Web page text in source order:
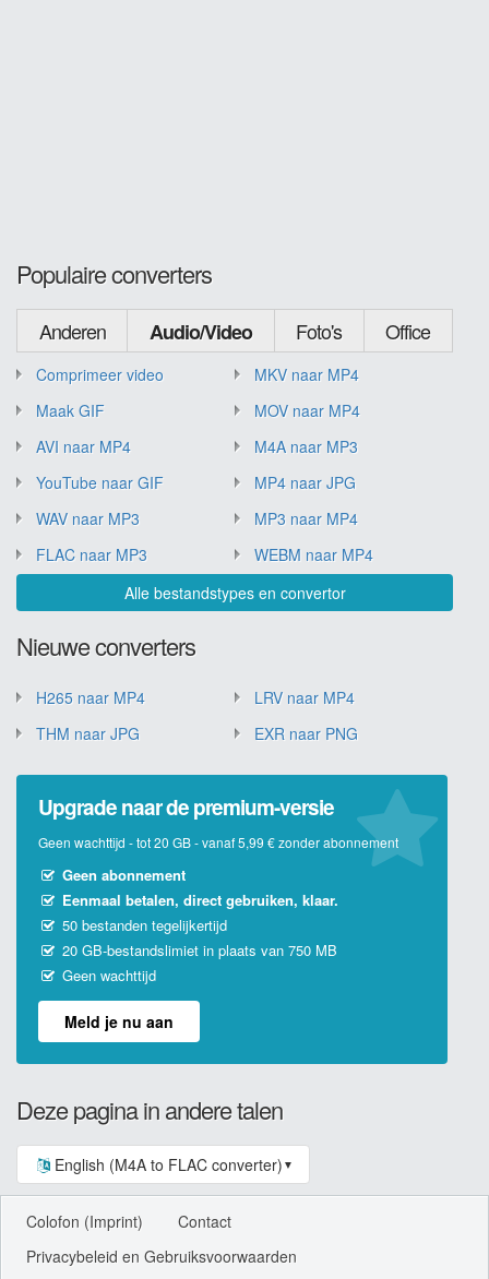
Populaire converters
Anderen Audio/Video Foto's Office
Comprimeer video
MKV naar MP4
Maak GIF
MOV naar MP4
AVI naar MP4
M4A naar MP3
YouTube naar GIF
MP4 naar JPG
WAV naar MP3
MP3 naar MP4
FLAC naar MP3
WEBM naar MP4
Alle bestandstypes en convertor
Nieuwe converters
H265 naar MP4
LRV naar MP4
THM naar JPG
EXR naar PNG
Upgrade naar de premium-versie
Geen wachttijd - tot 20 GB - vanaf 5,99 € zonder abonnement
Geen abonnement
Eenmaal betalen, direct gebruiken, klaar.
50 bestanden tegelijkertijd
20 GB-bestandslimiet in plaats van 750 MB
Geen wachttijd
Meld je nu aan
Deze pagina in andere talen
English (M4A to FLAC converter) ▼
Colofon (Imprint)
Contact
Privacybeleid en Gebruiksvoorwaarden